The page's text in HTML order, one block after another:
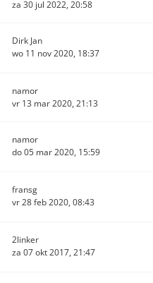
za 30 jul 2022, 20:58
Dirk Jan
wo 11 nov 2020, 18:37
namor
vr 13 mar 2020, 21:13
namor
do 05 mar 2020, 15:59
fransg
vr 28 feb 2020, 08:43
2linker
za 07 okt 2017, 21:47